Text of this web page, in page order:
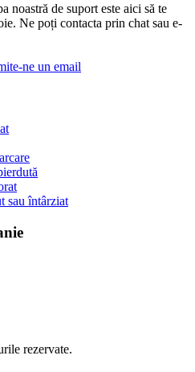
noastră de suport este aici să te
Ne poți contacta prin chat sau e-
ne un email
sau întârziat
rezervate.